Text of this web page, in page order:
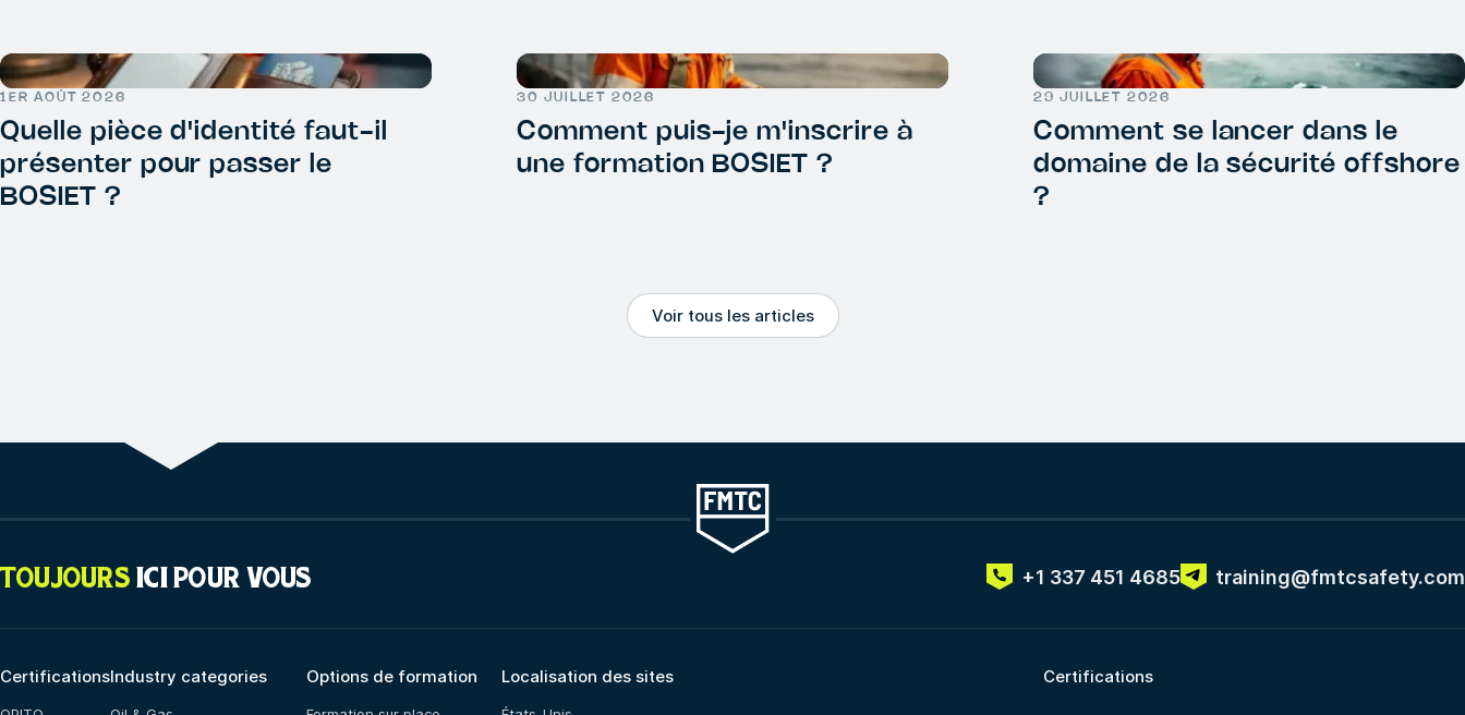
1ER AOÛT 2026
Quelle pièce d'identité faut-il
présenter pour passer le
BOSIET ?
30 JUILLET 2026
Comment puis-je m'inscrire à
une formation BOSIET ?
29 JUILLET 2026
Comment se lancer dans le
domaine de la sécurité offshore
?
Voir tous les articles
TOUJOURS ICI POUR VOUS +1 337 451 4685 training@fmtcsafety.com
CertificationsIndustry categories Options de formation Localisation des sites Certifications